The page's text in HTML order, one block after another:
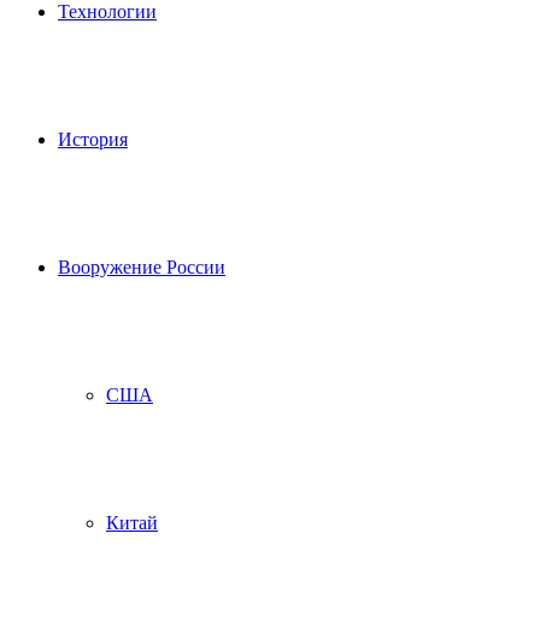
Технологии
История
Вооружение России
США
Китай